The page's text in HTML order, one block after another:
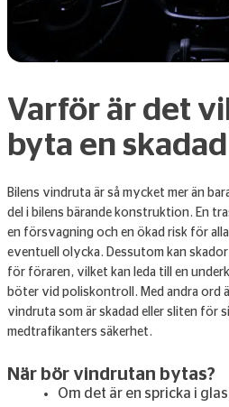
Varför är det
byta en
Bilens vindruta är så mycket mer än
del i bilens bärande konstruktion. En
en försvagning och en ökad risk för
eventuell olycka. Dessutom kan
för föraren, vilket kan leda till en
böter vid poliskontroll. Med andra ord
vindruta som är skadad eller sliten för
medtrafikanters säkerhet.
När bör vindrutan bytas?
Om det är en spricka i